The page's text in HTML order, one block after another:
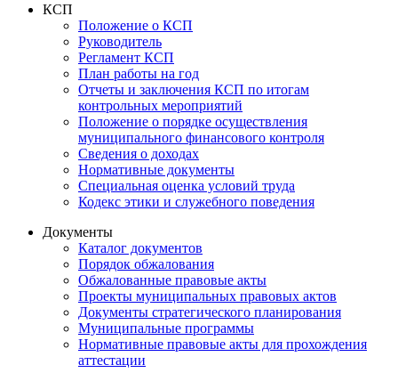
КСП
Положение о КСП
Руководитель
Регламент КСП
План работы на год
Отчеты и заключения КСП по итогам
контрольных мероприятий
Положение о порядке осуществления
муниципального финансового контроля
Сведения о доходах
Нормативные документы
Специальная оценка условий труда
Кодекс этики и служебного поведения
Документы
Каталог документов
Порядок обжалования
Обжалованные правовые акты
Проекты муниципальных правовых актов
Документы стратегического планирования
Муниципальные программы
Нормативные правовые акты для прохождения
аттестации